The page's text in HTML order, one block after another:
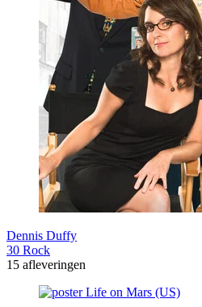
Dennis Duffy
30 Rock
15 afleveringen